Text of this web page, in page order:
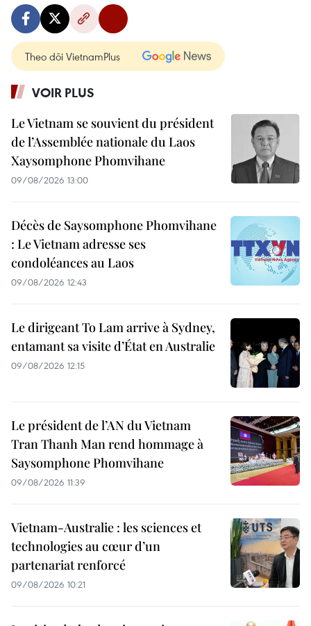
Theo dõi VietnamPlus
VOIR PLUS
Le Vietnam se souvient du président
de l’Assemblée nationale du Laos
Xaysomphone Phomvihane
09/08/2026 13:00
Décès de Saysomphone Phomvihane
: Le Vietnam adresse ses
condoléances au Laos
09/08/2026 12:43
Le dirigeant To Lam arrive à Sydney,
entamant sa visite d’État en Australie
09/08/2026 12:15
Le président de l’AN du Vietnam
Tran Thanh Man rend hommage à
Saysomphone Phomvihane
09/08/2026 11:39
Vietnam-Australie : les sciences et
technologies au cœur d’un
partenariat renforcé
09/08/2026 10:21